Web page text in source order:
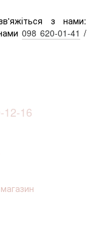
з нами:
098 620-01-41 /
12-16